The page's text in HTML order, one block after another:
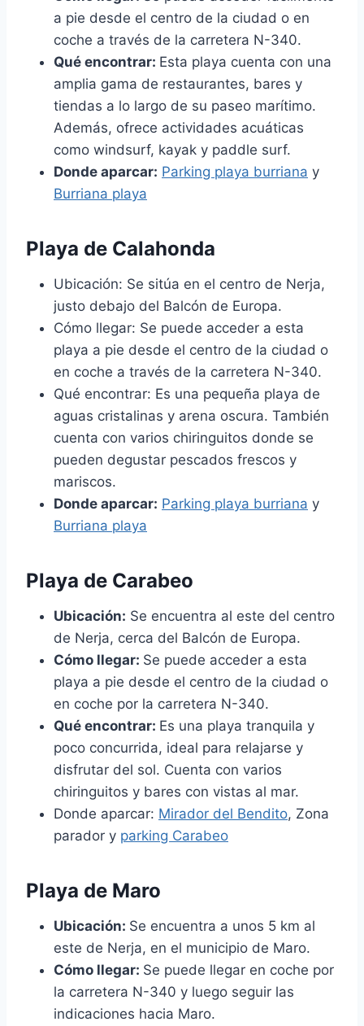
a pie desde el centro de la ciudad o en
coche a través de la carretera N-340.
Qué encontrar: Esta playa cuenta con una
amplia gama de restaurantes, bares y
tiendas a lo largo de su paseo marítimo.
Además, ofrece actividades acuáticas
como windsurf, kayak y paddle surf.
Donde aparcar: Parking playa burriana y
Burriana playa
Playa de Calahonda
Ubicación: Se sitúa en el centro de Nerja,
justo debajo del Balcón de Europa.
Cómo llegar: Se puede acceder a esta
playa a pie desde el centro de la ciudad o
en coche a través de la carretera N-340.
Qué encontrar: Es una pequeña playa de
aguas cristalinas y arena oscura. También
cuenta con varios chiringuitos donde se
pueden degustar pescados frescos y
mariscos.
Donde aparcar: Parking playa burriana y
Burriana playa
Playa de Carabeo
Ubicación: Se encuentra al este del centro
de Nerja, cerca del Balcón de Europa.
Cómo llegar: Se puede acceder a esta
playa a pie desde el centro de la ciudad o
en coche por la carretera N-340.
Qué encontrar: Es una playa tranquila y
poco concurrida, ideal para relajarse y
disfrutar del sol. Cuenta con varios
chiringuitos y bares con vistas al mar.
Donde aparcar: Mirador del Bendito, Zona
parador y parking Carabeo
Playa de Maro
Ubicación: Se encuentra a unos 5 km al
este de Nerja, en el municipio de Maro.
Cómo llegar: Se puede llegar en coche por
la carretera N-340 y luego seguir las
indicaciones hacia Maro.